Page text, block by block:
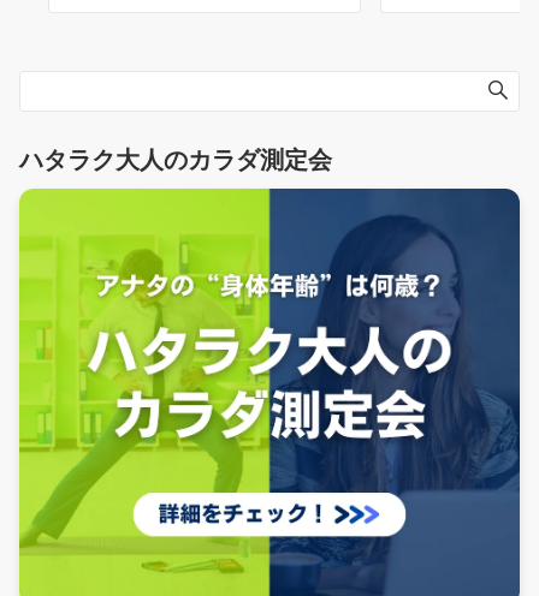
ハタラク大人のカラダ測定会